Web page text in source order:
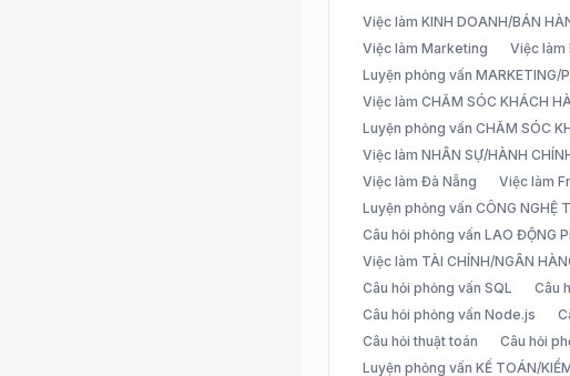
Việc làm KINH DOANH/BÁN
Việc làm Marketing
Việc làm
Luyện phỏng vấn MARKETING/
Việc làm CHĂM SÓC KHÁCH
Luyện phỏng vấn CHĂM SÓC
Việc làm NHÂN SỰ/HÀNH
Việc làm Đà Nẵng
Việc làm
Luyện phỏng vấn CÔNG NGHỆ
Câu hỏi phỏng vấn LAO ĐỘNG
Việc làm TÀI CHÍNH/NGÂN
Câu hỏi phỏng vấn SQL
Câu
Câu hỏi phỏng vấn Node.js
Câu hỏi thuật toán
Câu hỏi
Luyện phỏng vấn KẾ TOÁN/